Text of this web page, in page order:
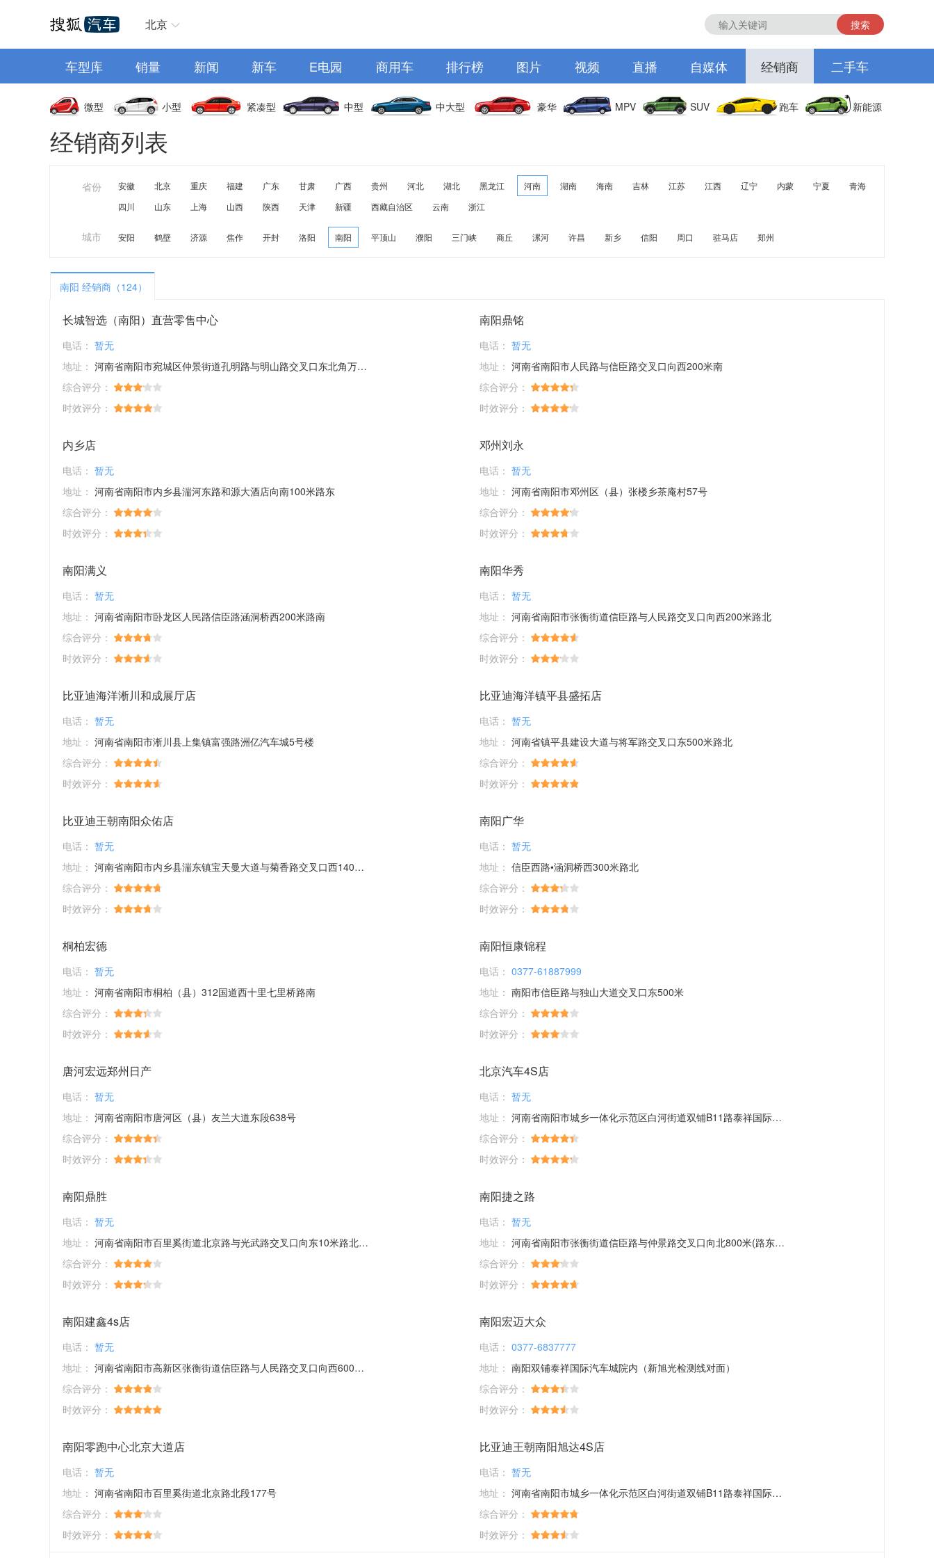
北京 搜索
车型库 销量 新闻 新车 E电园 商用车 排行榜 图片 视频 直播 自媒体 经销商 二手车
微型 小型 紧凑型 中型 中大型 豪华 MPV SUV 跑车 新能源
经销商列表
省份 安徽 北京 重庆 福建 广东 甘肃 广西 贵州 河北 湖北 黑龙江 河南 湖南 海南 吉林 江苏 江西 辽宁 内蒙 宁夏
青海
四川
山东 上海 山西 陕西 天津 新疆 西藏自治区 云南 浙江
城市 安阳 鹤壁 济源 焦作 开封 洛阳 南阳 平顶山 濮阳 三门峡 商丘 漯河 许昌 新乡 信阳 周口 驻马店 郑州
南阳 经销商（124）
长城智选（南阳）直营零售中心
电话： 暂无
地址： 河南省南阳市宛城区仲景街道孔明路与明山路交叉口东北角万达广场一楼1068号商铺长城智选
综合评分：
时效评分：
南阳鼎铭
电话： 暂无
地址： 河南省南阳市人民路与信臣路交叉口向西200米南
综合评分：
时效评分：
内乡店
电话： 暂无
地址： 河南省南阳市内乡县湍河东路和源大酒店向南100米路东
综合评分：
时效评分：
邓州刘永
电话： 暂无
地址： 河南省南阳市邓州区（县）张楼乡茶庵村57号
综合评分：
时效评分：
南阳满义
电话： 暂无
地址： 河南省南阳市卧龙区人民路信臣路涵洞桥西200米路南
综合评分：
时效评分：
南阳华秀
电话： 暂无
地址： 河南省南阳市张衡街道信臣路与人民路交叉口向西200米路北
综合评分：
时效评分：
比亚迪海洋淅川和成展厅店
电话： 暂无
地址： 河南省南阳市淅川县上集镇富强路洲亿汽车城5号楼
综合评分：
时效评分：
比亚迪海洋镇平县盛拓店
电话： 暂无
地址： 河南省镇平县建设大道与将军路交叉口东500米路北
综合评分：
时效评分：
比亚迪王朝南阳众佑店
电话： 暂无
地址： 河南省南阳市内乡县湍东镇宝天曼大道与菊香路交叉口西140米9号
综合评分：
时效评分：
南阳广华
电话： 暂无
地址： 信臣西路•涵洞桥西300米路北
综合评分：
时效评分：
桐柏宏德
电话： 暂无
地址： 河南省南阳市桐柏（县）312国道西十里七里桥路南
综合评分：
时效评分：
南阳恒康锦程
电话： 0377-61887999
地址： 南阳市信臣路与独山大道交叉口东500米
综合评分：
时效评分：
唐河宏远郑州日产
电话： 暂无
地址： 河南省南阳市唐河区（县）友兰大道东段638号
综合评分：
时效评分：
北京汽车4S店
电话： 暂无
地址： 河南省南阳市城乡一体化示范区白河街道双铺B11路泰祥国际汽车城服务产业园15幢1-2楼
综合评分：
时效评分：
南阳鼎胜
电话： 暂无
地址： 河南省南阳市百里奚街道北京路与光武路交叉口向东10米路北01号
综合评分：
时效评分：
南阳捷之路
电话： 暂无
地址： 河南省南阳市张衡街道信臣路与仲景路交叉口向北800米(路东)18号
综合评分：
时效评分：
南阳建鑫4s店
电话： 暂无
地址： 河南省南阳市高新区张衡街道信臣路与人民路交叉口向西600米路北
综合评分：
时效评分：
南阳宏迈大众
电话： 0377-6837777
地址： 南阳双铺泰祥国际汽车城院内（新旭光检测线对面）
综合评分：
时效评分：
南阳零跑中心北京大道店
电话： 暂无
地址： 河南省南阳市百里奚街道北京路北段177号
综合评分：
时效评分：
比亚迪王朝南阳旭达4S店
电话： 暂无
地址： 河南省南阳市城乡一体化示范区白河街道双铺B11路泰祥国际汽车城服务产业园
综合评分：
时效评分：